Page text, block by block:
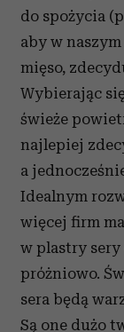
do spożycia
aby w
mięso,
Wybierając
świeże
najlepiej
a
Idealnym
więcej firm
w plastry sery
próżniowo.
sera będą
Są one dużo